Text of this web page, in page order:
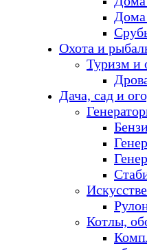
Дома
Охота и
Туризм и
Дача, сад и
Котлы,